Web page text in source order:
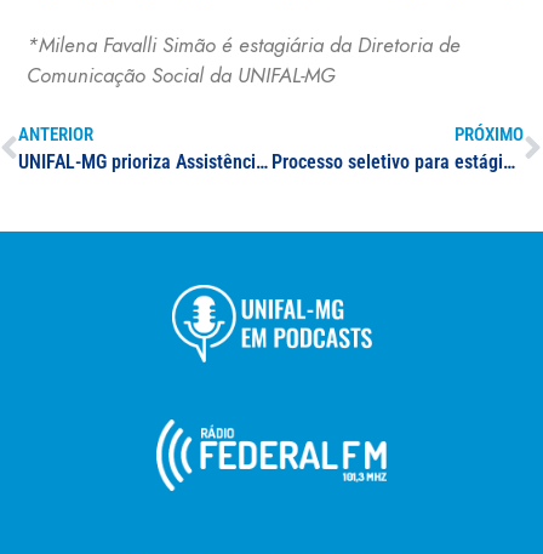
*Milena Favalli Simão é estagiária da Diretoria de
Comunicação Social da UNIFAL-MG
ANTERIOR
UNIFAL-MG prioriza Assistência Estudantil no descontingenciamento orçamentário
PRÓXIMO
Processo seletivo para estágio no Núcleo de Línguas (NucLi)